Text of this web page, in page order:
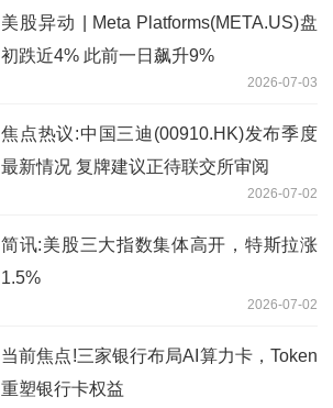
美股异动 | Meta Platforms(META.US)盘
初跌近4% 此前一日飙升9%
2026-07-03
焦点热议:中国三迪(00910.HK)发布季度
最新情况 复牌建议正待联交所审阅
2026-07-02
简讯:美股三大指数集体高开，特斯拉涨
1.5%
2026-07-02
当前焦点!三家银行布局AI算力卡，Token
重塑银行卡权益